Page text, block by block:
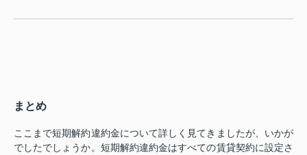
まとめ
ここまで短期解約違約金について詳しく見てきましたが、いかが
でしたでしょうか。短期解約違約金はすべての賃貸契約に設定さ